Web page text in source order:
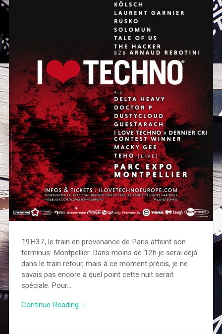
19H37, le train en provenance de Paris atteint son
terminus: Montpellier. Dans moins de 12h je serai déjà
dans le train retour, mais à ce moment précis, je ne
savais pas encore à quel point cette nuit serait
spéciale. Pour…
Continue Reading →